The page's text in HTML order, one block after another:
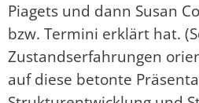
Piagets und dann Susan
bzw. Termini erklärt hat.
Zustandserfahrungen
auf diese betonte